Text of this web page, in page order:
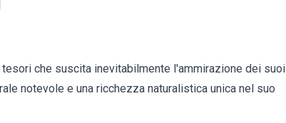
che suscita inevitabilmente l'ammirazione dei suoi
notevole e una ricchezza naturalistica unica nel suo